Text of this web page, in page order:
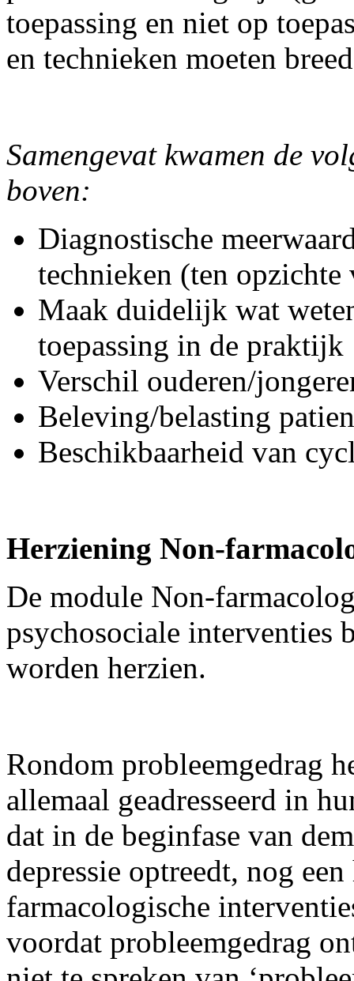
toepassing en niet op
en technieken moeten
Samengevat kwamen de
boven:
Diagnostische
technieken (ten
Maak duidelijk wat
toepassing in de praktijk
Verschil ouderen/
Beleving/belasting
Beschikbaarheid van
Herziening Non-
De module Non-
psychosociale interventies
worden herzien.
Rondom probleemgedrag
allemaal geadresseerd in
dat in de beginfase van
depressie optreedt, nog
farmacologische
voordat probleemgedrag